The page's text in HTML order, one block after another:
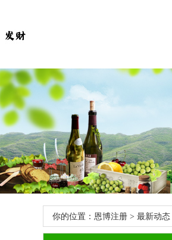
你的位置： 恩博注册 > 最新动态